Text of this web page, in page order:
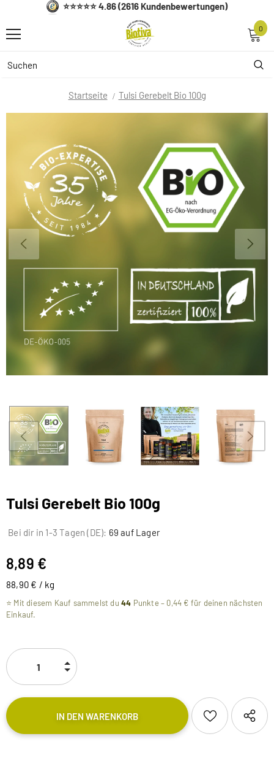
⭐⭐⭐⭐⭐ 4.86 (2616 Kundenbewertungen)
0
Startseite Tulsi Gerebelt Bio 100g
Tulsi Gerebelt Bio 100g
Bei dir in 1-3 Tagen (DE): 69 auf Lager
8,89 €
88,90 € / kg
⭐ Mit diesem Kauf sammelst du 44 Punkte – 0,44 € für deinen nächsten
Einkauf.